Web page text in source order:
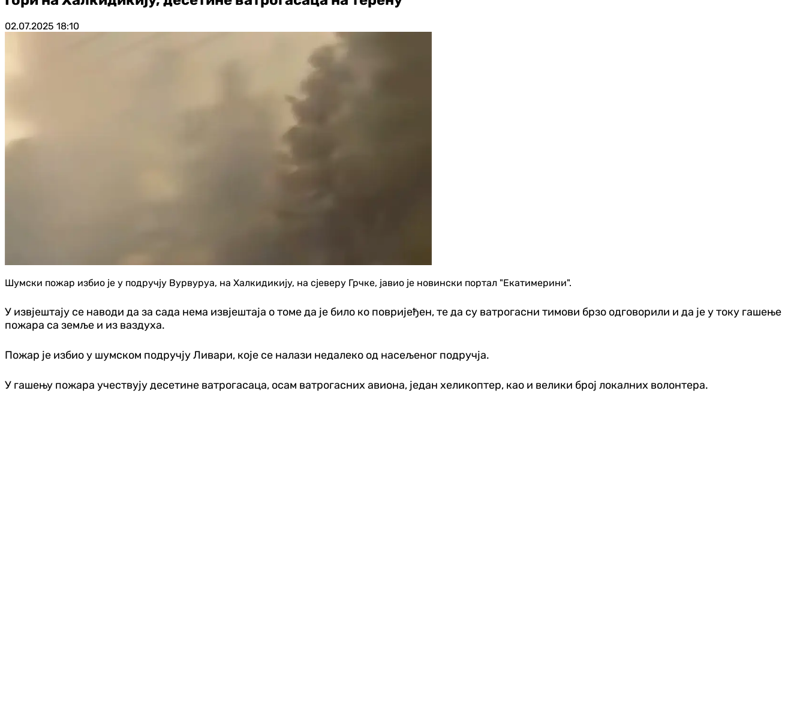
02.07.2025 18:10
Шумски пожар избио је у подручју Вурвуруа, на Халкидикију, на сјеверу Грчке, јавио је новински портал "Екатимерини".
У извјештају се наводи да за сада нема извјештаја о томе да је било ко повријеђен, те да су ватрогасни тимови брзо одговорили и да је у току гашење
пожара са земље и из ваздуха.
Пожар је избио у шумском подручју Ливари, које се налази недалеко од насељеног подручја.
У гашењу пожара учествују десетине ватрогасаца, осам ватрогасних авиона, један хеликоптер, као и велики број локалних волонтера.